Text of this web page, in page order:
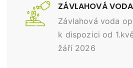
ZÁVLAHOVÁ VODA
Závlahová voda
k dispozici od
žáří 2026